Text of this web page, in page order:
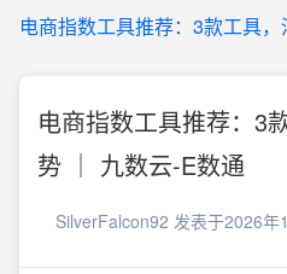
电商指数工具推荐：3款工具
电商指数工具推荐：3
势 ｜ 九数云-E数通
SilverFalcon92 发表于2026年